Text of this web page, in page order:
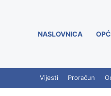
NASLOVNICA
Vijesti Proračun